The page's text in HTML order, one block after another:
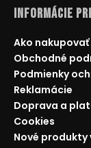
Informácie
Ako nakupovať
Obchodné
Podmienky
Reklamácie
Doprava a
Cookies
Nové produkty